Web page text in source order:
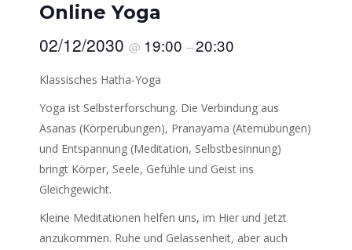
Online Yoga
02/12/2030 @ 19:00 –20:30
Klassisches Hatha-Yoga
Yoga ist Selbsterforschung. Die Verbindung aus
Asanas (Körperübungen), Pranayama (Atemübungen)
und Entspannung (Meditation, Selbstbesinnung)
bringt Körper, Seele, Gefühle und Geist ins
Gleichgewicht.
Kleine Meditationen helfen uns, im Hier und Jetzt
anzukommen. Ruhe und Gelassenheit, aber auch